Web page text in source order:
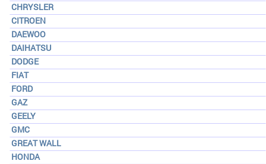
CHRYSLER
CITROEN
DAEWOO
DAIHATSU
DODGE
FIAT
FORD
GAZ
GEELY
GMC
GREAT WALL
HONDA